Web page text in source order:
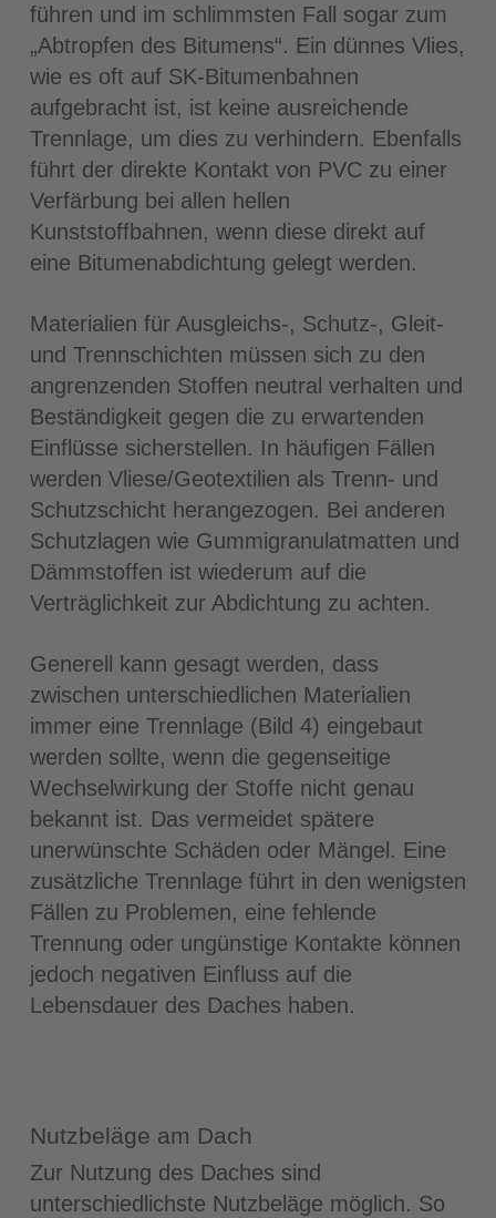
führen und im schlimmsten Fall sogar zum
„Abtropfen des Bitumens“. Ein dünnes Vlies,
wie es oft auf SK-Bitumenbahnen
aufgebracht ist, ist keine ausreichende
Trennlage, um dies zu verhindern. Ebenfalls
führt der direkte Kontakt von PVC zu einer
Verfärbung bei allen hellen
Kunststoffbahnen, wenn diese direkt auf
eine Bitumenabdichtung gelegt werden.
Materialien für Ausgleichs-, Schutz-, Gleit-
und Trennschichten müssen sich zu den
angrenzenden Stoffen neutral verhalten und
Beständigkeit gegen die zu erwartenden
Einflüsse sicherstellen. In häufigen Fällen
werden Vliese/Geotextilien als Trenn- und
Schutzschicht herangezogen. Bei anderen
Schutzlagen wie Gummigranulatmatten und
Dämmstoffen ist wiederum auf die
Verträglichkeit zur Abdichtung zu achten.
Generell kann gesagt werden, dass
zwischen unterschiedlichen Materialien
immer eine Trennlage (Bild 4) eingebaut
werden sollte, wenn die gegenseitige
Wechselwirkung der Stoffe nicht genau
bekannt ist. Das vermeidet spätere
unerwünschte Schäden oder Mängel. Eine
zusätzliche Trennlage führt in den wenigsten
Fällen zu Problemen, eine fehlende
Trennung oder ungünstige Kontakte können
jedoch negativen Einfluss auf die
Lebensdauer des Daches haben.
Nutzbeläge am Dach
Zur Nutzung des Daches sind
unterschiedlichste Nutzbeläge möglich. So